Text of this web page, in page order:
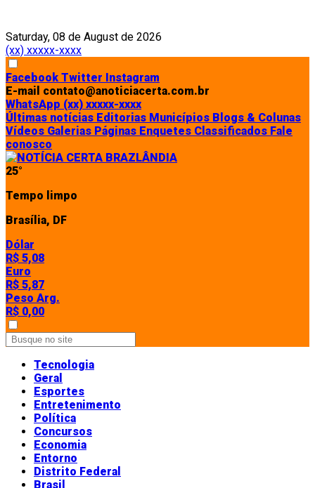
Saturday, 08 de August de 2026
(xx) xxxxx-xxxx
Facebook Twitter Instagram
E-mail contato@anoticiacerta.com.br
WhatsApp (xx) xxxxx-xxxx
Últimas notícias Editorias Municípios Blogs & Colunas
Vídeos Galerias Páginas Enquetes Classificados Fale
conosco
25°
Tempo limpo
Brasília, DF
Dólar
R$ 5,08
Euro
R$ 5,87
Peso Arg.
R$ 0,00
Tecnologia
Geral
Esportes
Entretenimento
Política
Concursos
Economia
Entorno
Distrito Federal
Brasil